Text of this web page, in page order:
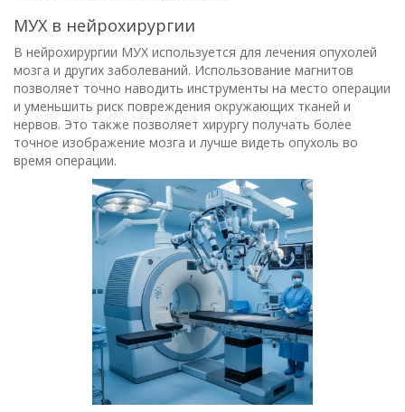
МУХ в нейрохирургии
В нейрохирургии МУХ используется для лечения опухолей
мозга и других заболеваний. Использование магнитов
позволяет точно наводить инструменты на место операции
и уменьшить риск повреждения окружающих тканей и
нервов. Это также позволяет хирургу получать более
точное изображение мозга и лучше видеть опухоль во
время операции.